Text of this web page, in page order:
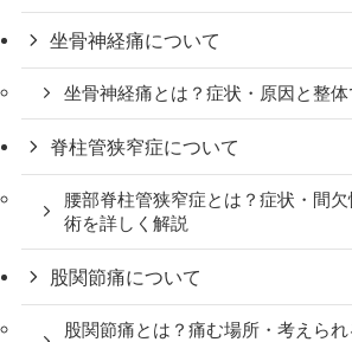
坐骨神経痛について
坐骨神経痛とは？症状・原因と整体
脊柱管狭窄症について
腰部脊柱管狭窄症とは？症状・間
術を詳しく解説
股関節痛について
股関節痛とは？痛む場所・考えら